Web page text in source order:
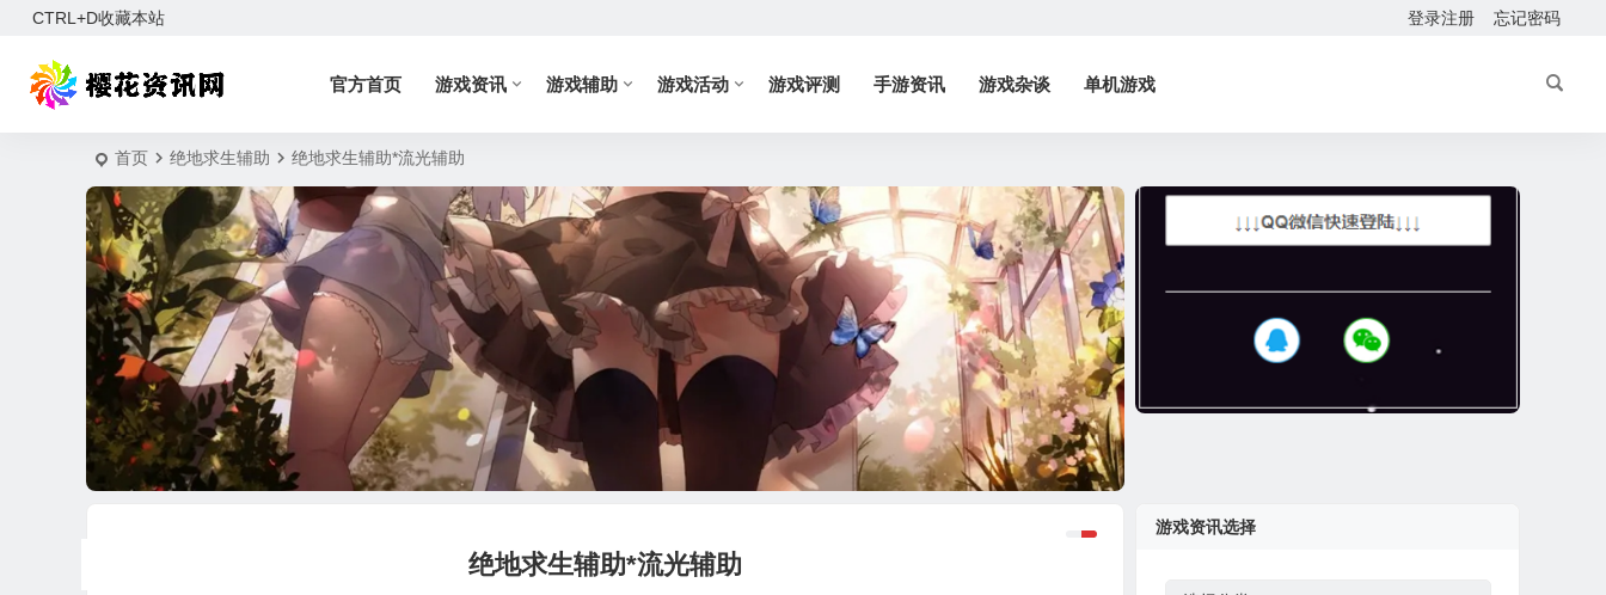
CTRL+D收藏本站 登录注册 忘记密码
官方首页 游戏资讯 游戏辅助 游戏活动 游戏评测 手游资讯 游戏杂谈 单机游戏
首页 绝地求生辅助 绝地求生辅助*流光辅助
绝地求生辅助*流光辅助
游戏资讯选择